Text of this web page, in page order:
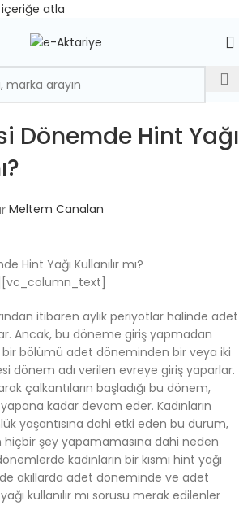
atla
Dönemde Hint Yağı
Meltem Canalan
itibaren aylık periyotlar halinde adet
Ancak, bu döneme giriş yapmadan
bir bölümü adet döneminden bir veya iki
dönem adı verilen evreye giriş yaparlar.
çalkantıların başladığı bu dönem,
kadar devam eder. Kadınların
yaşantısına dahi etki eden bu durum,
hiçbir şey yapamamasına dahi neden
kadınların bir kısmı hint yağı
akıllarda adet döneminde ve adet
kullanılır mı sorusu merak edilenler